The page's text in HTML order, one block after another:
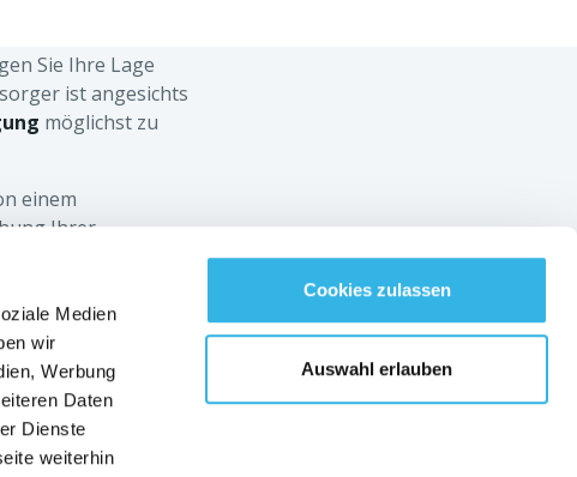
Medien
wir
Werbung
Daten
Dienste
weiterhin
Cookies zulassen
Auswahl erlauben
Sie Ihre Lage
ist angesichts
möglichst zu
einem
Ihrer
BLEIBEN SIE MIT UNS VERBUNDEN!
Deutsch